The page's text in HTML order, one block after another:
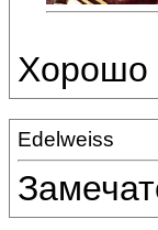
Хорошо
Edelweiss